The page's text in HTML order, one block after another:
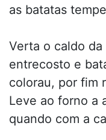
as batatas
Verta o caldo da
entrecosto e
colorau, por fim
Leve ao forno a
quando com a